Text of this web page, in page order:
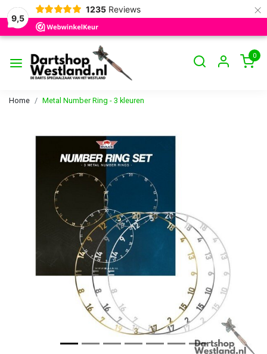
9,5
1235 Reviews ×
0
Home Metal Number Ring - 3 kleuren